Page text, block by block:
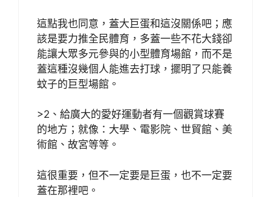
這點我也同意，蓋大巨蛋和這沒關係吧；應
該是要力推全民體育，多蓋一些不花大錢卻
能讓大眾多元參與的小型體育場館，而不是
蓋這種沒幾個人能進去打球，擺明了只能養
蚊子的巨型場館。
>2、給廣大的愛好運動者有一個觀賞球賽
的地方；就像：大學、電影院、世貿館、美
術館、故宮等等。
這很重要，但不一定要是巨蛋，也不一定要
蓋在那裡吧。